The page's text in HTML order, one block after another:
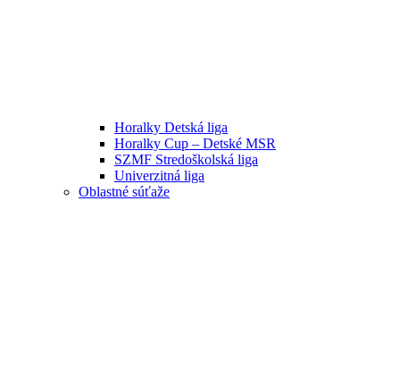
Horalky Detská liga
Horalky Cup – Detské MSR
SZMF Stredoškolská liga
Univerzitná liga
Oblastné súťaže